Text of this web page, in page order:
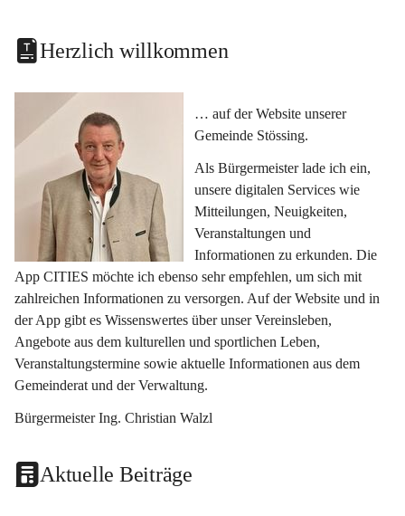
Herzlich willkommen
… auf der Website unserer
Gemeinde Stössing.
Als Bürgermeister lade ich ein,
unsere digitalen Services wie
Mitteilungen, Neuigkeiten,
Veranstaltungen und
Informationen zu erkunden. Die
App CITIES möchte ich ebenso sehr empfehlen, um sich mit
zahlreichen Informationen zu versorgen. Auf der Website und in
der App gibt es Wissenswertes über unser Vereinsleben,
Angebote aus dem kulturellen und sportlichen Leben,
Veranstaltungstermine sowie aktuelle Informationen aus dem
Gemeinderat und der Verwaltung.
Bürgermeister Ing. Christian Walzl
Aktuelle Beiträge